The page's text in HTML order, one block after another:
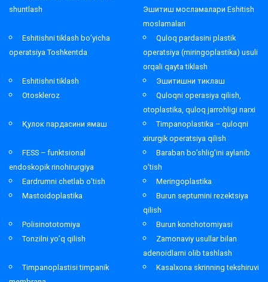
shuntlash
Эшитиш мосламалари Eshitish
moslamalari
Eshitishni tiklash bo’yicha
operatsiya Toshkentda
Quloq pardasini plastik
operatsiya (miringoplastika) usuli
orqali qayta tiklash
Eshitishni tiklash
Эшитишни тиклаш
Otoskleroz
Quloqni operasiya qilish,
otoplastika, quloq jarrohligi narxi
Қулок пардасини ямаш
Timpanoplastika – quloqni
xirurgik operatsiya qilish
FESS – funktsional
endoskopik rinohirurgiya
Baraban bo’shlig’ini aylanib
o’tish
Eardrumni chetlab o’tish
Meringoplastika
Mastoidoplastika
Burun septumini rezektsiya
qilish
Polisinototomiya
Burun konchotomiyasi
Tonzilni yo’q qilish
Zamonaviy usullar bilan
adenoidlarni olib tashlash
Timpanoplastisi timpanik
Kasalxona skrinning tekshiruvi